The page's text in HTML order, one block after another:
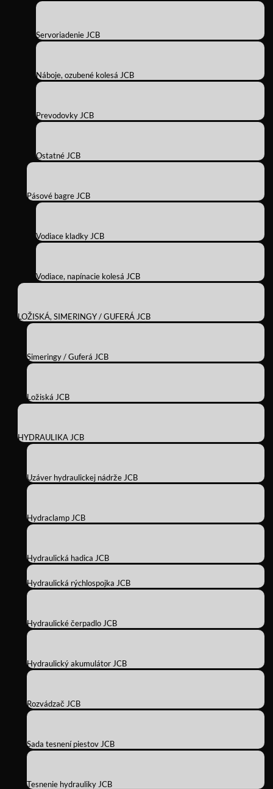
Servoriadenie JCB
Náboje, ozubené kolesá JCB
Prevodovky JCB
Ostatné JCB
Pásové bagre JCB
Vodiace kladky JCB
Vodiace, napínacie kolesá JCB
LOŽISKÁ, SIMERINGY / GUFERÁ JCB
Simeringy / Guferá JCB
Ložiská JCB
HYDRAULIKA JCB
Uzáver hydraulickej nádrže JCB
Hydraclamp JCB
Hydraulická hadica JCB
Hydraulická rýchlospojka JCB
Hydraulické čerpadlo JCB
Hydraulický akumulátor JCB
Rozvádzač JCB
Sada tesnení piestov JCB
Tesnenie hydrauliky JCB